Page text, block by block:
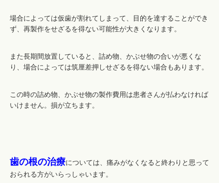
場合によっては仮歯が割れてしまって、目的を達することができ
ず、再製作をせざるを得ない可能性が大きくなります。
また長期間放置していると、詰め物、かぶせ物の合いが悪くな
り、場合によっては筑厘差押しせざるを得ない場合もあります。
この時の詰め物、かぶせ物の製作費用は患者さんが払わなければ
いけません。損が立ちます。
歯の根の治療については、痛みがなくなると終わりと思って
おられる方がいらっしゃいます。